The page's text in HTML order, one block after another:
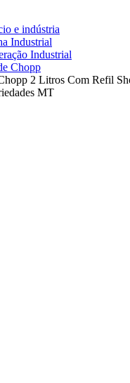
e indústria
Industrial
Industrial
Chopp
2 Litros Com Refil
MT